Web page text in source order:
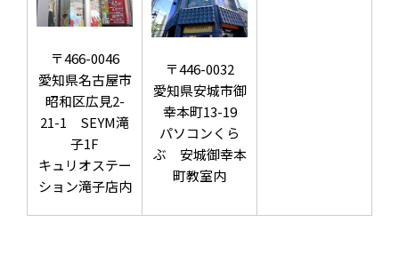
〒466-0046
愛知県名古屋市
昭和区広見2-
21-1 SEYM滝
子1F
キュリオステー
ション滝子店内
〒446-0032
愛知県安城市御
幸本町13-19
パソコンくら
ぶ 安城御幸本
町教室内